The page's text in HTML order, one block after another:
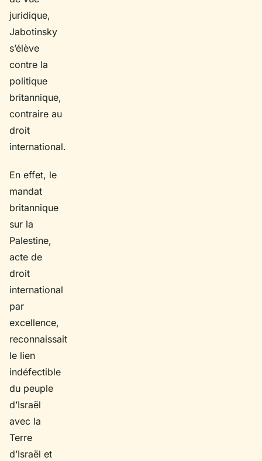
juridique,
Jabotinsky
s’élève
contre la
politique
britannique,
contraire au
droit
international.
En effet, le
mandat
britannique
sur la
Palestine,
acte de
droit
international
par
excellence,
reconnaissait
le lien
indéfectible
du peuple
d’Israël
avec la
Terre
d’Israël et